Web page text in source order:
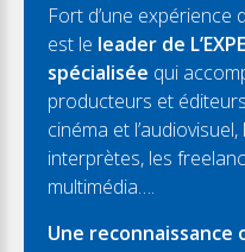
Fort d’une expérience
est le leader de
spécialisée qui
producteurs et
cinéma et
interprètes, les
multimédia….
Une